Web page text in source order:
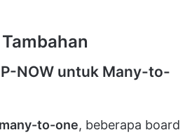
NOW untuk Many-to-
many-to-one, beberapa board